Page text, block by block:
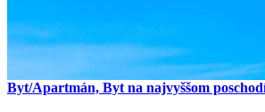
Byt/Apartmán, Byt na najvyššom